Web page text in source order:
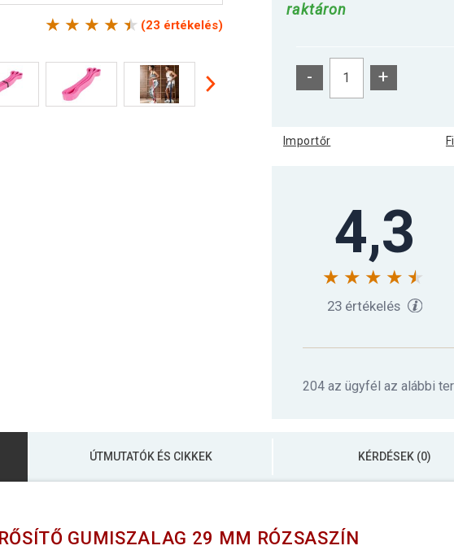
(23 értékelés)
Gorilla Sports
Gorilla Sports
Gorilla Sports
Gorilla Sports
Gorilla Sports
raktáron
- +
Importőr
4,3
23 értékelés
204 az ügyfél az alábbi
ÚTMUTATÓK ÉS CIKKEK KÉRDÉSEK (0)
GUMISZALAG 29 MM RÓZSASZÍN